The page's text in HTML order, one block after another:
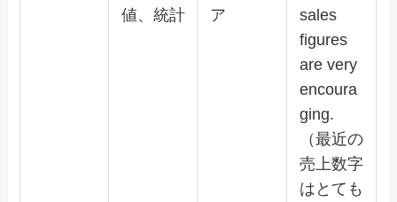
値、統計
ア
sales
figures
are very
encoura
ging.
（最近の
売上数字
はとても